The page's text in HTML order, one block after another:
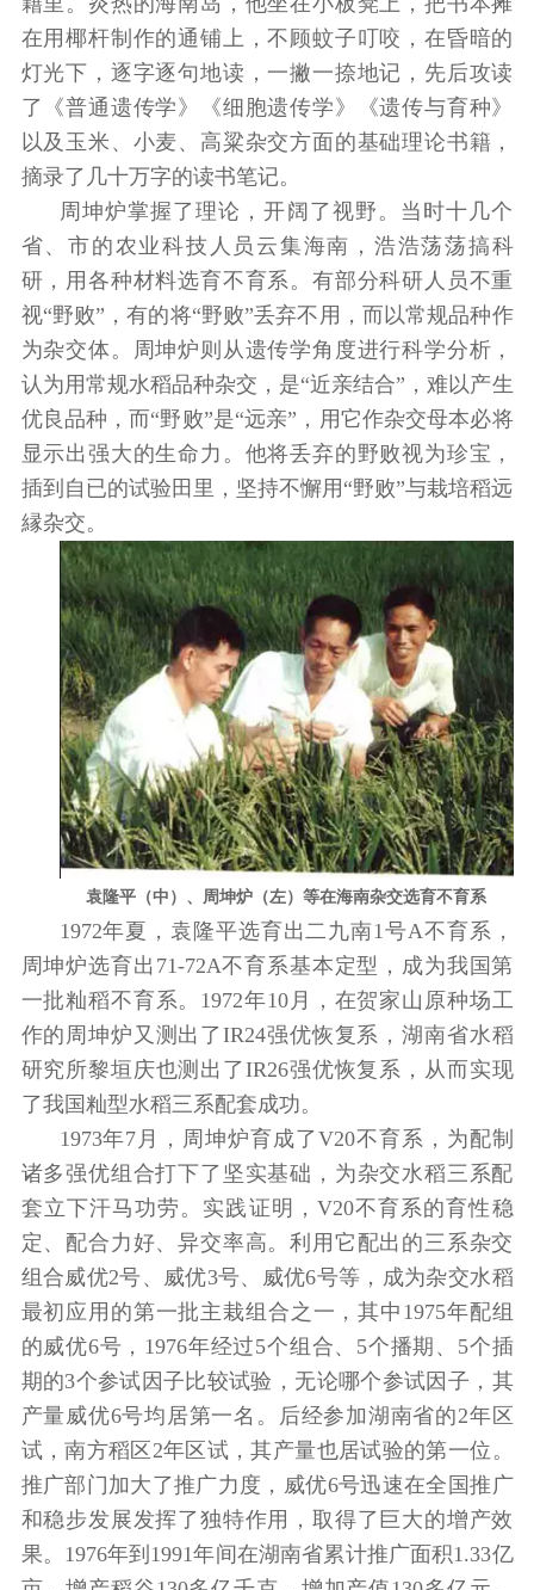
在用椰杆制作的通铺上，不顾蚊子叮咬，在昏暗的
灯光下，逐字逐句地读，一撇一捺地记，先后攻读
了《普通遗传学》《细胞遗传学》《遗传与育种》
以及玉米、小麦、高粱杂交方面的基础理论书籍，
摘录了几十万字的读书笔记。
周坤炉掌握了理论，开阔了视野。当时十几个
省、市的农业科技人员云集海南，浩浩荡荡搞科
研，用各种材料选育不育系。有部分科研人员不重
视“野败”，有的将“野败”丢弃不用，而以常规品种作
为杂交体。周坤炉则从遗传学角度进行科学分析，
认为用常规水稻品种杂交，是“近亲结合”，难以产生
优良品种，而“野败”是“远亲”，用它作杂交母本必将
显示出强大的生命力。他将丢弃的野败视为珍宝，
插到自已的试验田里，坚持不懈用“野败”与栽培稻远
縁杂交。
袁隆平（中）、周坤炉（左）等在海南杂交选育不育系
1972年夏，袁隆平选育出二九南1号A不育系，
周坤炉选育出71-72A不育系基本定型，成为我国第
一批籼稻不育系。1972年10月，在贺家山原种场工
作的周坤炉又测出了IR24强优恢复系，湖南省水稻
研究所黎垣庆也测出了IR26强优恢复系，从而实现
了我国籼型水稻三系配套成功。
1973年7月，周坤炉育成了V20不育系，为配制
诸多强优组合打下了坚实基础，为杂交水稻三系配
套立下汗马功劳。实践证明，V20不育系的育性稳
定、配合力好、异交率高。利用它配出的三系杂交
组合威优2号、威优3号、威优6号等，成为杂交水稻
最初应用的第一批主栽组合之一，其中1975年配组
的威优6号，1976年经过5个组合、5个播期、5个插
期的3个参试因子比较试验，无论哪个参试因子，其
产量威优6号均居第一名。后经参加湖南省的2年区
试，南方稻区2年区试，其产量也居试验的第一位。
推广部门加大了推广力度，威优6号迅速在全国推广
和稳步发展发挥了独特作用，取得了巨大的增产效
果。1976年到1991年间在湖南省累计推广面积1.33亿